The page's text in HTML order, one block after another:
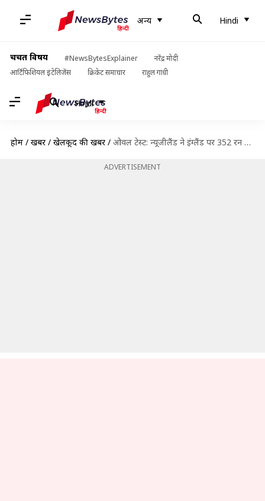
अन्य Hindi
चर्चित विषय #NewsBytesExplainer
नरेंद्र मोदी
आर्टिफिशियल इंटेलिजेंस
क्रिकेट समाचार राहुल गांधी
Hindi
होम / खबरें / खेलकूद की खबरें / ओवल टेस्ट: न्यूजीलैंड ने इंग्लैंड पर 352 रन की बढ़त बनाई, तीसरे दिन ये रिकॉर्ड्स बने
ADVERTISEMENT